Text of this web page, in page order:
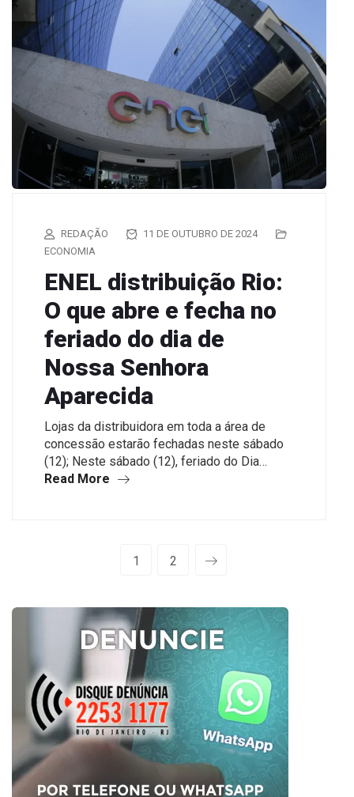
REDAÇÃO
11 DE OUTUBRO DE 2024
ECONOMIA
ENEL distribuição Rio:
O que abre e fecha no
feriado do dia de
Nossa Senhora
Aparecida
Lojas da distribuidora em toda a área de
concessão estarão fechadas neste sábado
(12); Neste sábado (12), feriado do Dia…
Read More
1 2